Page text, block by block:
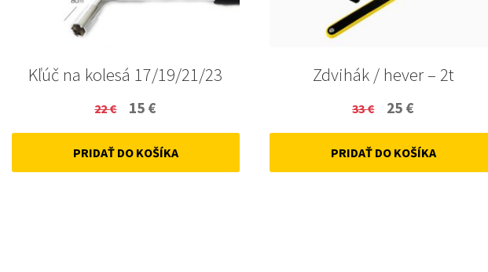
Kľúč na kolesá 17/19/21/23
22€
Original
price
was:
15 €
price
is:
PRIDAŤ DO KOŠÍKA
Zdvihák / hever – 2t
33€
Original
price
was:
25 €
price
is:
PRIDAŤ DO KOŠÍKA